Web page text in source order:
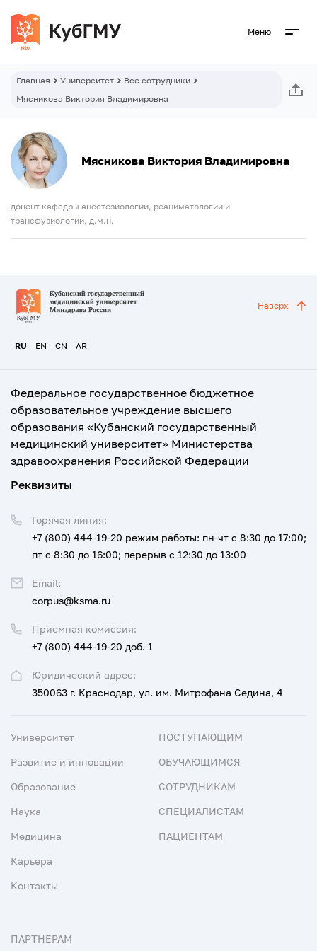
Меню
Главная Университет
Все сотрудники
Мясникова Виктория Владимировна
Мясникова Виктория Владимировна
доцент кафедры анестезиологии, реаниматологии и
трансфузиологии, д.м.н.
RU EN CN AR
Наверх
Федеральное государственное бюджетное
образовательное учреждение высшего
образования «Кубанский государственный
медицинский университет» Министерства
здравоохранения Российской Федерации
Реквизиты
Юридический адрес:
350063 г. Краснодар, ул. им. Митрофана Седина, 4
Приемная комиссия:
+7 (800) 444-19-20 доб. 1
Горячая линия:
+7 (800) 444-19-20 режим работы: пн-чт с 8:30 до 17:00;
пт с 8:30 до 16:00; перерыв с 12:30 до 13:00
Email:
corpus@ksma.ru
Университет
Развитие и инновации
Образование
Наука
Медицина
Карьера
Контакты
ПОСТУПАЮЩИМ
ОБУЧАЮЩИМСЯ
СОТРУДНИКАМ
СПЕЦИАЛИСТАМ
ПАЦИЕНТАМ
ПАРТНЕРАМ